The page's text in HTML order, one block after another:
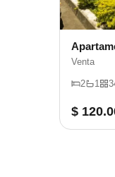
Venta
2 1
$